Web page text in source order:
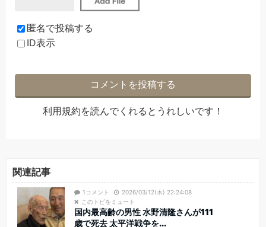
匿名で投稿する
ID表示
利用規約を読んでくれるとうれしいです！
関連記事
1コメント
2026/03/12(木) 22:24:08
このトピをミュート
国内最高齢の男性 水野清隆さんが111
歳で死去 太平洋戦争を...